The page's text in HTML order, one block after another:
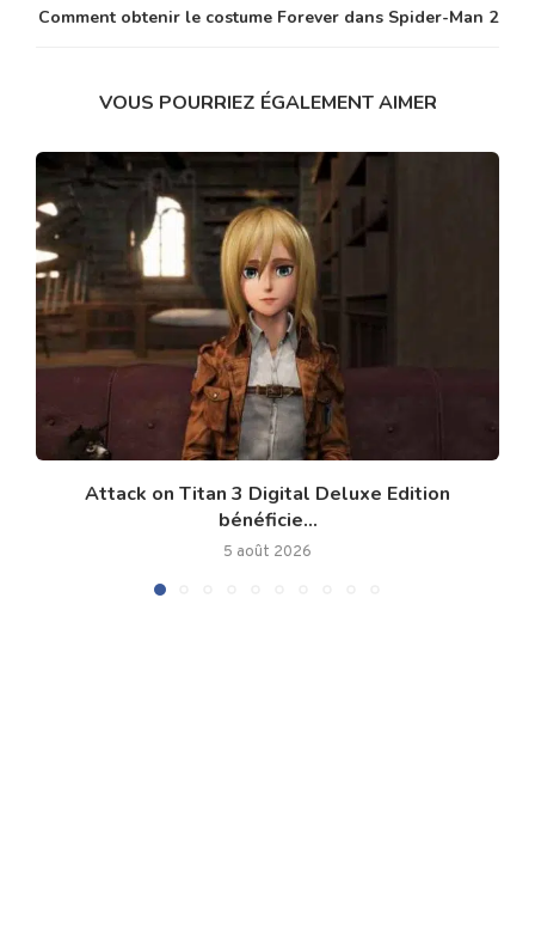
Comment obtenir le costume Forever dans Spider-Man 2
VOUS POURRIEZ ÉGALEMENT AIMER
Attack on Titan 3 Digital Deluxe Edition
bénéficie...
5 août 2026